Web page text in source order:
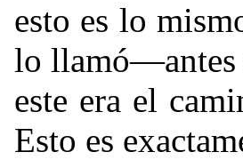
esto es lo
lo
este era el
Esto es